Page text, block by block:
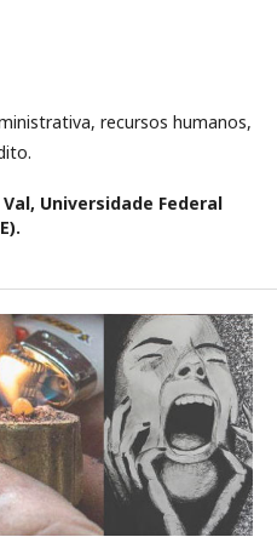
recursos humanos,
Universidade Federal